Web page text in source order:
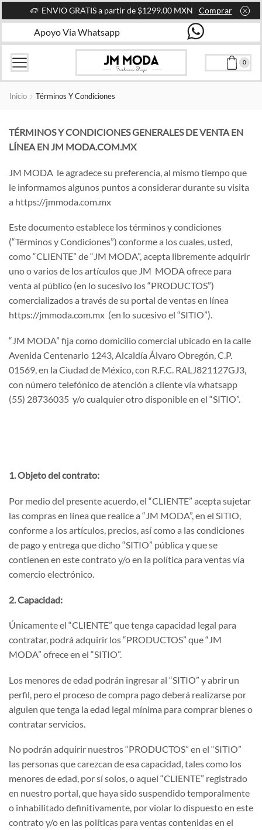
ENVIO GRATIS a partir de $1299.00 MXN Comprar
Apoyo Via Whatsapp
0
Inicio Términos Y Condiciones
TÉRMINOS Y CONDICIONES GENERALES DE VENTA EN
LÍNEA EN JM MODA.COM.MX
JM MODA le agradece su preferencia, al mismo tiempo que
le informamos algunos puntos a considerar durante su visita
a https://jmmoda.com.mx
Este documento establece los términos y condiciones
(“Términos y Condiciones”) conforme a los cuales, usted,
como “CLIENTE” de “JM MODA”, acepta libremente adquirir
uno o varios de los artículos que JM MODA ofrece para
venta al público (en lo sucesivo los “PRODUCTOS”)
comercializados a través de su portal de ventas en línea
https://jmmoda.com.mx (en lo sucesivo el “SITIO”).
“JM MODA” fija como domicilio comercial ubicado en la calle
Avenida Centenario 1243, Alcaldía Álvaro Obregón, C.P.
01569, en la Ciudad de México, con R.F.C. RALJ821127GJ3,
con número telefónico de atención a cliente vía whatsapp
(55) 28736035 y/o cualquier otro disponible en el “SITIO”.
1. Objeto del contrato:
Por medio del presente acuerdo, el “CLIENTE” acepta sujetar
las compras en línea que realice a “JM MODA”, en el SITIO,
conforme a los artículos, precios, así como a las condiciones
de pago y entrega que dicho “SITIO” pública y que se
contienen en este contrato y/o en la política para ventas vía
comercio electrónico.
2. Capacidad:
Únicamente el “CLIENTE” que tenga capacidad legal para
contratar, podrá adquirir los “PRODUCTOS” que “JM
MODA” ofrece en el “SITIO”.
Los menores de edad podrán ingresar al “SITIO” y abrir un
perfil, pero el proceso de compra pago deberá realizarse por
alguien que tenga la edad legal mínima para comprar bienes o
contratar servicios.
No podrán adquirir nuestros “PRODUCTOS” en el “SITIO”
las personas que carezcan de esa capacidad, tales como los
menores de edad, por sí solos, o aquel “CLIENTE” registrado
en nuestro portal, que haya sido suspendido temporalmente
o inhabilitado definitivamente, por violar lo dispuesto en este
contrato y/o en las políticas para ventas contenidas en el